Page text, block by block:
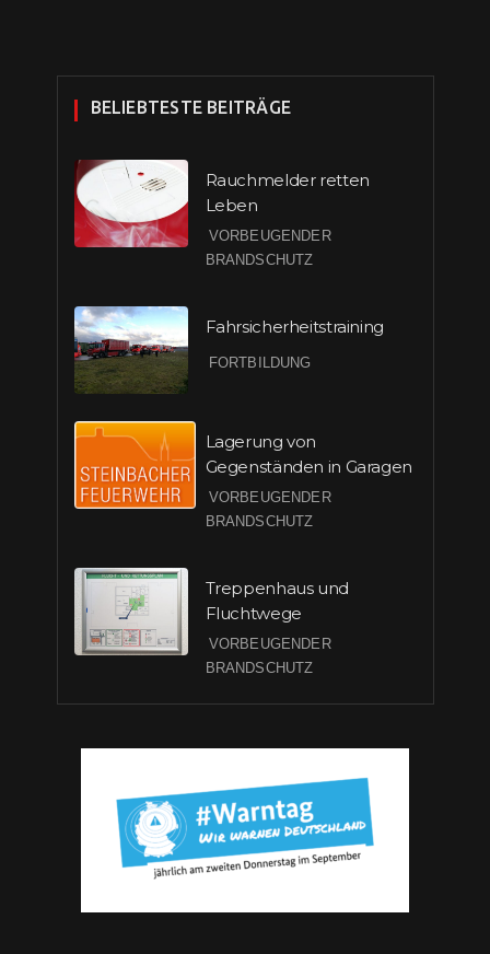
BELIEBTESTE BEITRÄGE
Rauchmelder retten
Leben
VORBEUGENDER
BRANDSCHUTZ
Fahrsicherheitstraining
FORTBILDUNG
Lagerung von
Gegenständen in Garagen
VORBEUGENDER
BRANDSCHUTZ
Treppenhaus und
Fluchtwege
VORBEUGENDER
BRANDSCHUTZ